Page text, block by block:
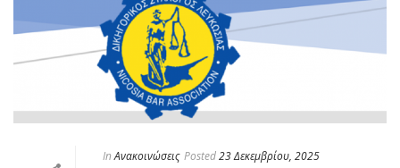
In Ανακοινώσεις Posted23 Δεκεμβρίου, 2025